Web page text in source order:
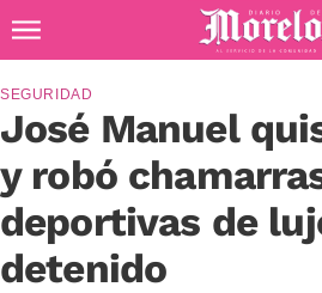
Diario de Morelos
José Manuel
y robó
deportivas de
detenido
SEGURIDAD